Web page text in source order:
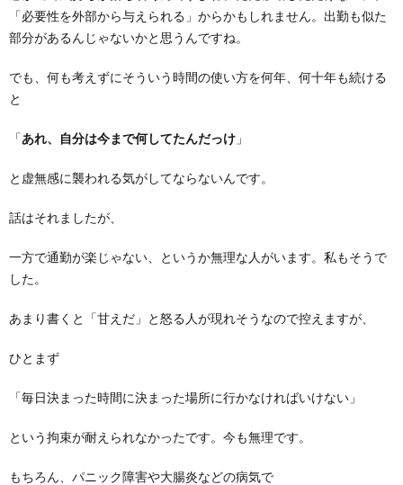
「必要性を外部から与えられる」からかもしれません。出勤も似た
部分があるんじゃないかと思うんですね。
でも、何も考えずにそういう時間の使い方を何年、何十年も続ける
と
「あれ、自分は今まで何してたんだっけ 」
と虚無感に襲われる気がしてならないんです。
話はそれましたが、
一方で通勤が楽じゃない、というか無理な人がいます。私もそうで
した。
あまり書くと「甘えだ」と怒る人が現れそうなので控えますが、
ひとまず
「毎日決まった時間に決まった場所に行かなければいけない」
という拘束が耐えられなかったです。今も無理です。
もちろん、パニック障害や大腸炎などの病気で